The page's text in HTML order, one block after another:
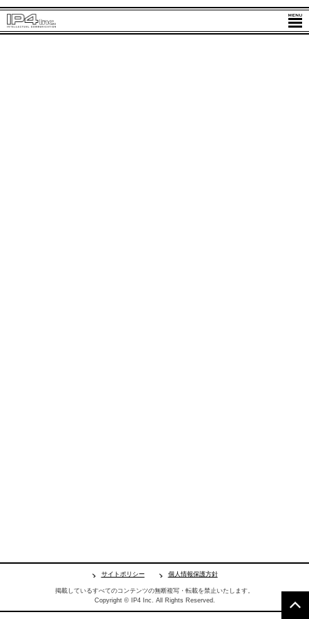
サイトポリシー 個人情報保護方針
掲載しているすべてのコンテンツの無断複写・転載を禁止いたします。
Copyright © IP4 Inc. All Rights Reserved.